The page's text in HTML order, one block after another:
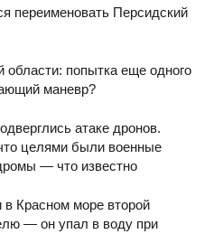
переименовать Персидский
области: попытка еще одного
маневр?
атаке дронов.
целями были военные
— что известно
Красном море второй
— он упал в воду при